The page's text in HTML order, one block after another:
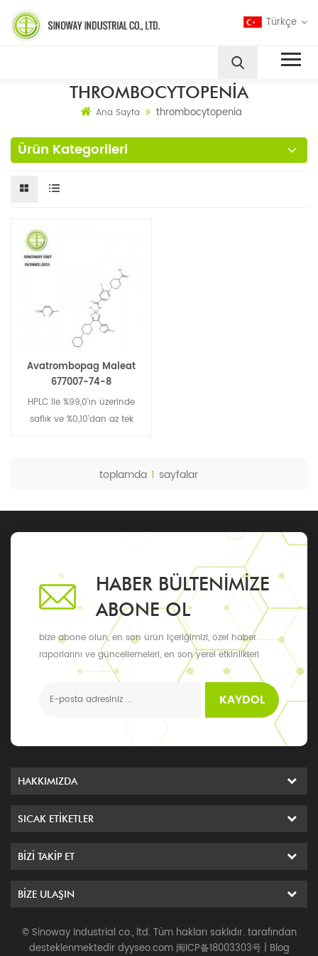
Türkçe
THROMBOCYTOPENIA
Ana Sayfa thrombocytopenia
Ürün Kategorileri
Avatrombopag Maleat
677007-74-8
HPLC ile %99,0'ın üzerinde
saflık ve %0,10'dan az tek
toplamda 1 sayfalar
HABER BÜLTENIMIZE
ABONE OL
bize abone olun, en son ürün içeriğimizi, özel haber
raporlarını ve güncellemeleri, en son yerel etkinlikleri
alabilirsiniz
KAYDOL
HAKKIMIZDA
SICAK ETIKETLER
BIZI TAKIP ET
BIZE ULAŞIN
© Sinoway Industrial co., ltd. Tüm hakları saklıdır. tarafından
desteklenmektedirdyyseo.com 闽ICP备18003303号| Blog